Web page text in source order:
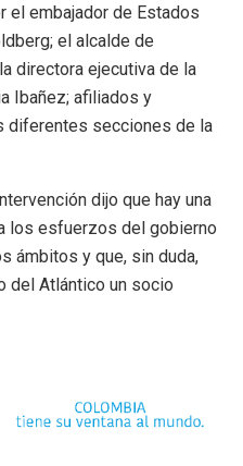
el embajador de Estados
el alcalde de
directora ejecutiva de la
Ibañez; afiliados y
diferentes secciones de la
dijo que hay una
los esfuerzos del gobierno
ámbitos y que, sin duda,
del Atlántico un socio